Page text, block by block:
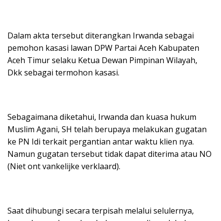
Dalam akta tersebut diterangkan Irwanda sebagai
pemohon kasasi lawan DPW Partai Aceh Kabupaten
Aceh Timur selaku Ketua Dewan Pimpinan Wilayah,
Dkk sebagai termohon kasasi.
Sebagaimana diketahui, Irwanda dan kuasa hukum
Muslim Agani, SH telah berupaya melakukan gugatan
ke PN Idi terkait pergantian antar waktu klien nya.
Namun gugatan tersebut tidak dapat diterima atau NO
(Niet ont vankelijke verklaard).
Saat dihubungi secara terpisah melalui selulernya,